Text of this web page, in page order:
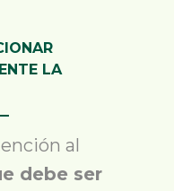
LA
al
debe ser